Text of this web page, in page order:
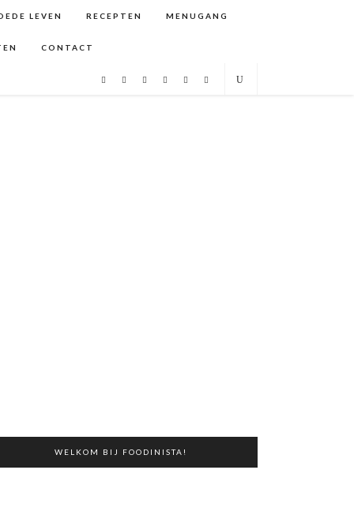
LEVEN RECEPTEN MENUGANG
CONTACT
WELKOM BIJ FOODINISTA!